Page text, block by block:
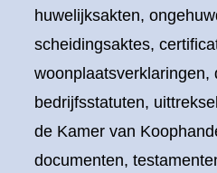
huwelijksakten,
scheidingsaktes,
woonplaatsverklaringen,
bedrijfsstatuten,
de Kamer van
documenten,